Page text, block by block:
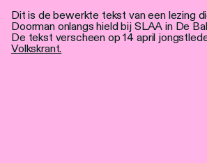
Dit is de bewerkte tekst van een lezing
Doorman onlangs hield bij SLAA in De
De tekst verscheen op 14 april
Volkskrant.